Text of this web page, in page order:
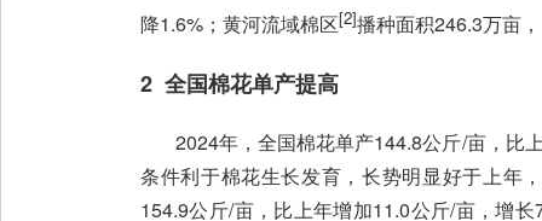
降1.6%；黄河流域棉区[2]播种面积246.3万亩
2 全国棉花单产提高
2024年，全国棉花单产144.8公斤/亩，比
条件利于棉花生长发育，长势明显好于上年
154.9公斤/亩，比上年增加11.0公斤/亩，增